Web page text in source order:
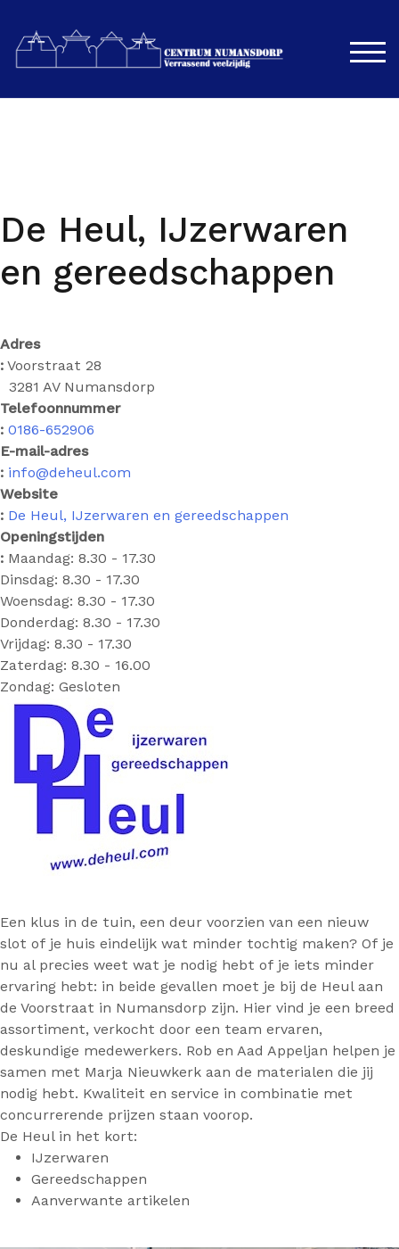
de
inhoud
De Heul, IJzerwaren
en gereedschappen
Adres
: Voorstraat 28
3281 AV Numansdorp
Telefoonnummer
: 0186-652906
E-mail-adres
: info@deheul.com
Website
: De Heul, IJzerwaren en gereedschappen
Openingstijden
: Maandag: 8.30 - 17.30
Dinsdag: 8.30 - 17.30
Woensdag: 8.30 - 17.30
Donderdag: 8.30 - 17.30
Vrijdag: 8.30 - 17.30
Zaterdag: 8.30 - 16.00
Zondag: Gesloten
Een klus in de tuin, een deur voorzien van een nieuw
slot of je huis eindelijk wat minder tochtig maken? Of je
nu al precies weet wat je nodig hebt of je iets minder
ervaring hebt: in beide gevallen moet je bij de Heul aan
de Voorstraat in Numansdorp zijn. Hier vind je een breed
assortiment, verkocht door een team ervaren,
deskundige medewerkers. Rob en Aad Appeljan helpen je
samen met Marja Nieuwkerk aan de materialen die jij
nodig hebt. Kwaliteit en service in combinatie met
concurrerende prijzen staan voorop.
De Heul in het kort:
IJzerwaren
Gereedschappen
Aanverwante artikelen